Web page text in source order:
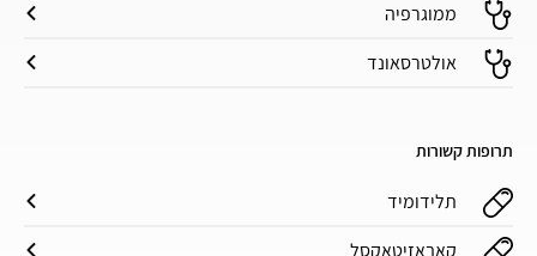
ממוגרפיה
אולטרסאונד
תרופות קשורות
תלידומיד
קאבאזיטאקסל